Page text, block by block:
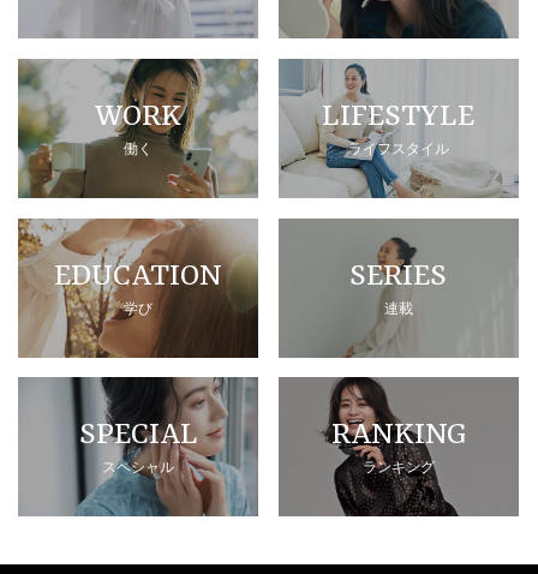
WORK
働く
LIFESTYLE
ライフスタイル
EDUCATION
学び
SERIES
連載
SPECIAL
スペシャル
RANKING
ランキング